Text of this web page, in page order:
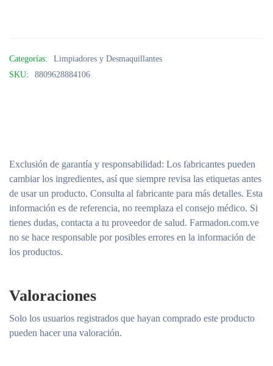
Categorías:
Limpiadores y Desmaquillantes
SKU:
8809628884106
Exclusión de garantía y responsabilidad: Los fabricantes pueden
cambiar los ingredientes, así que siempre revisa las etiquetas antes
de usar un producto. Consulta al fabricante para más detalles. Esta
información es de referencia, no reemplaza el consejo médico. Si
tienes dudas, contacta a tu proveedor de salud. Farmadon.com.ve
no se hace responsable por posibles errores en la información de
los productos.
Valoraciones
Solo los usuarios registrados que hayan comprado este producto
pueden hacer una valoración.